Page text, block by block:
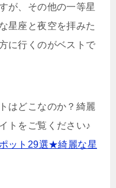
が、その他の一等星
星座と夜空を拝みた
に行くのがベストで
はどこなのか？綺麗
トをご覧ください♪
ット29選★綺麗な星